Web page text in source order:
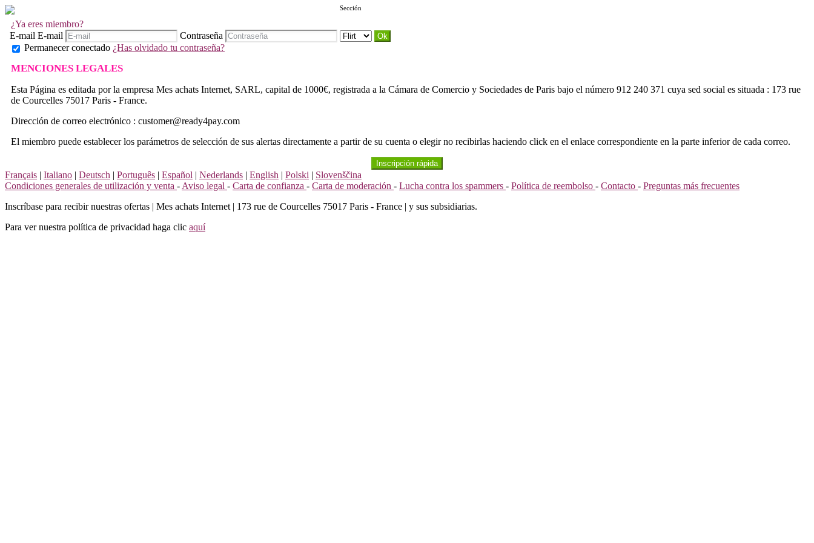
¿Ya eres miembro?
E-mail E-mail Contraseña
Sección
Permanecer conectado ¿Has olvidado tu contraseña?
MENCIONES LEGALES
Esta Página es editada por la empresa Mes achats Internet, SARL, capital de 1000€, registrada a la Cámara de Comercio y Sociedades de Paris bajo el número 912 240 371 cuya sed social es situada : 173 rue
de Courcelles 75017 Paris - France.
Dirección de correo electrónico : customer@ready4pay.com
El miembro puede establecer los parámetros de selección de sus alertas directamente a partir de su cuenta o elegir no recibirlas haciendo click en el enlace correspondiente en la parte inferior de cada correo.
Inscripción rápida
Français | Italiano | Deutsch | Português | Español | Nederlands | English | Polski | Slovenščina
Condiciones generales de utilización y venta - Aviso legal - Carta de confianza - Carta de moderación - Lucha contra los spammers - Política de reembolso - Contacto - Preguntas más frecuentes
Inscríbase para recibir nuestras ofertas | Mes achats Internet | 173 rue de Courcelles 75017 Paris - France | y sus subsidiarias.
Para ver nuestra política de privacidad haga clic aquí